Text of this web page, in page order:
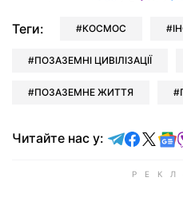
Теги: КОСМОС
ПОЗАЗЕМНІ ЦИВІЛІЗАЦІЇ
ПОЗАЗЕМНЕ ЖИТТЯ
Читайте нас у: Читайте